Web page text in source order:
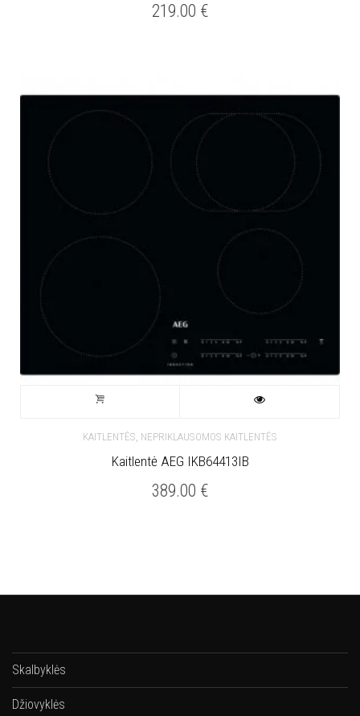
219.00 €
KAITLENTĖS, NEPRIKLAUSOMOS KAITLENTĖS
Kaitlentė AEG IKB64413IB
389.00 €
Skalbyklės
Džiovyklės